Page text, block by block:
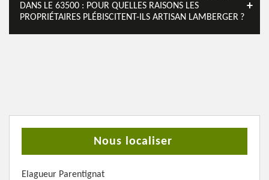
DANS LE 63500 : POUR QUELLES RAISONS LES
PROPRIÉTAIRES PLÉBISCITENT-ILS ARTISAN LAMBERGER ?
Nous localiser
Elagueur Parentignat